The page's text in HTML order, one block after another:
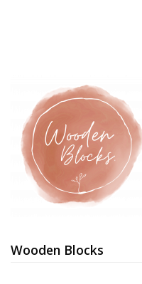
Wooden Blocks